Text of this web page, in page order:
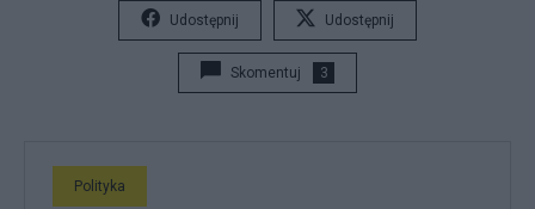
Udostępnij Udostępnij
Skomentuj 3
Polityka